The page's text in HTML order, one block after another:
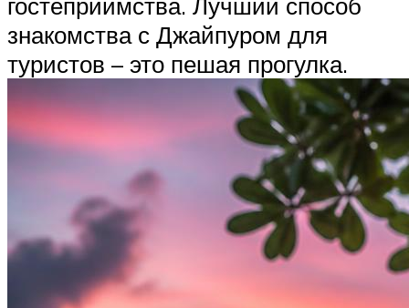
знакомства с Джайпуром для
туристов – это пешая прогулка.